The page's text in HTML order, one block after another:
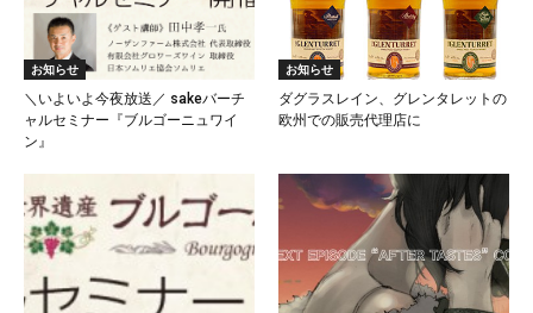
お知らせ
＼いよいよ今夜放送／ sakeバーチ
ャルセミナー『ブルゴーニュワイ
ン』
お知らせ
ダグラスレイン、グレンタレットの
欧州での販売代理店に